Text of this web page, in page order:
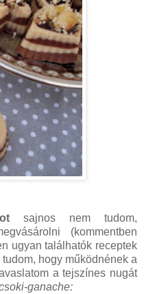
sajnos nem tudom,
(kommentben
ugyan találhatók receptek
hogy működnének a
a tejszínes nugát
ganache: